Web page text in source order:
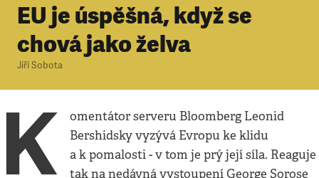
EU je úspěšná, když se
chová jako želva
Jiří Sobota
K
omentátor serveru Bloomberg Leonid
Bershidsky vyzývá Evropu ke klidu
a k pomalosti - v tom je prý její síla. Reaguje
tak na nedávná vystoupení George Sorose